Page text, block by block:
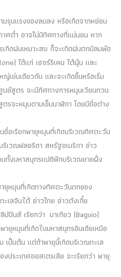
รุนแรงของลมลง หรือเกิดจากหย่อม
ศต่ำ อาจไม่มีทิศทางที่แน่นอน หาก
กิดฝนเหมาะสม ก็จะเกิดฝนตกมีลมพัด
ได้แก่ เฮอร์ริเคน ไต้ฝุ่น และ
เช่นเดียวกัน และจะเกิดขึ้นหรือเริ่ม
นย์สูตร จะมีทิศทางการหมุนเวียนทวน
รจะหมุนตามเข็มนาฬิกา โดยมีชื่อต่าง
ชื่อเรียกพายุหมุนที่เกิดบริเวณทิศตะวัน
เวณฟลอริดา สหรัฐอเมริกา อ่าว
มทั้งมหาสมุทรแปซิฟิกบริเวณชายฝั่ง
หมุนที่เกิดทางทิศตะวันตกของ
เลจีนใต้ อ่าวไทย อ่าวตังเกี๋ย
ปินส์ เรียกว่า บาเกียว (Baguio)
ยุหมุนที่เกิดในมหาสมุทรอินเดียเหนือ
เป็นต้น แต่ถ้าพายุนี้เกิดบริเวณทะเล
ประเทศออสเตรเลีย จะเรียกว่า พายุ